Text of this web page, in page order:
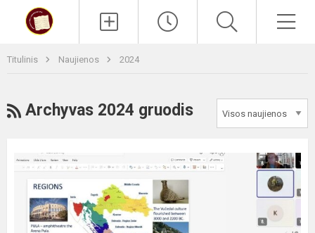
Titulinis Naujienos 2024
RSS
Archyvas 2024 gruodis
Projekto
susitikimas